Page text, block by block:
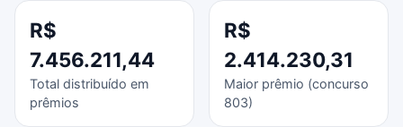
R$
7.456.211,44
Total distribuído em
prêmios
R$
2.414.230,31
Maior prêmio (concurso
803)